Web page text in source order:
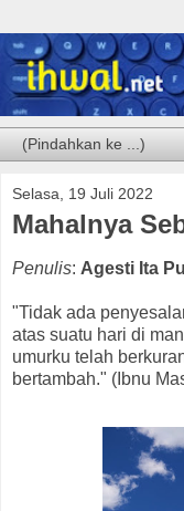
Selasa, 19 Juli 2022
Mahalnya
Penulis: Agesti Ita
"Tidak ada
atas suatu hari di
umurku telah
bertambah." (Ibnu